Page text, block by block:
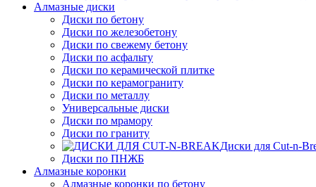
Алмазные диски
Диски по бетону
Диски по железобетону
Диски по свежему бетону
Диски по асфальту
Диски по керамической плитке
Диски по керамограниту
Диски по металлу
Универсальные диски
Диски по мрамору
Диски по граниту
Диски для Cut-n-
Диски по ПНЖБ
Алмазные коронки
Алмазные коронки по бетону